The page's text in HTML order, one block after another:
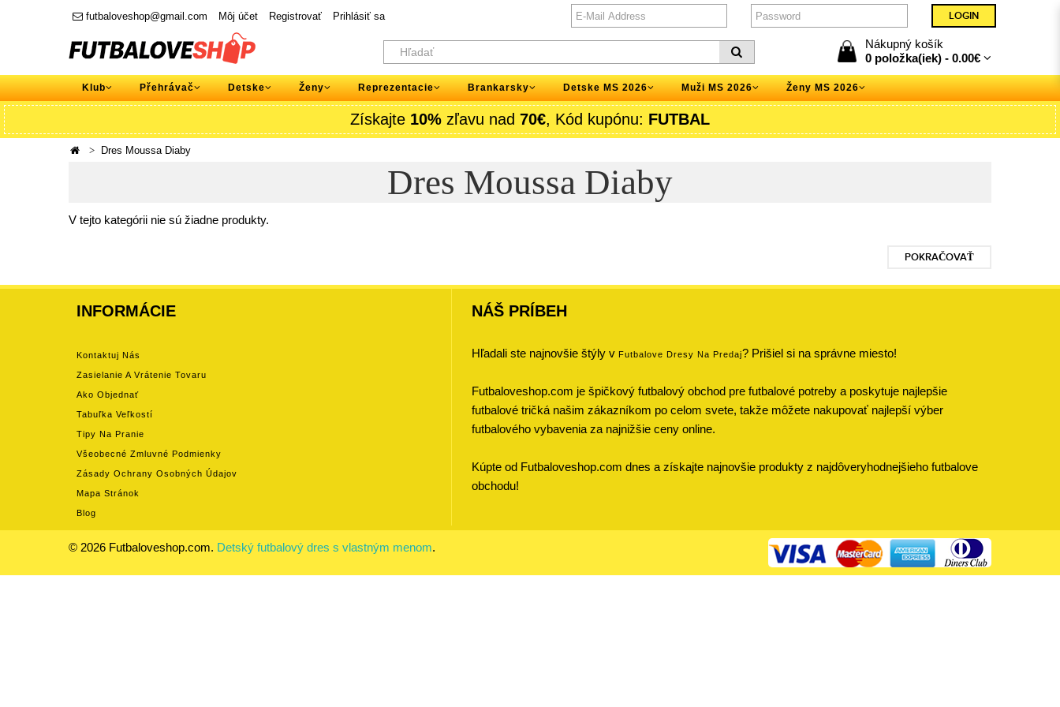
futbaloveshop@gmail.com Môj účet Registrovať Prihlásiť sa
Nákupný košík
0 položka(iek) - 0.00€
Klub Přehrávač Detske Ženy Reprezentacie Brankarsky Detske MS 2026 Muži MS 2026 Ženy MS 2026
Získajte 10% zľavu nad 70€, Kód kupónu: FUTBAL
Dres Moussa Diaby
Dres Moussa Diaby
V tejto kategórii nie sú žiadne produkty.
POKRAČOVAŤ
INFORMÁCIE
Kontaktuj Nás
Zasielanie A Vrátenie Tovaru
Ako Objednať
Tabuľka Veľkostí
Tipy Na Pranie
Všeobecné Zmluvné Podmienky
Zásady Ochrany Osobných Údajov
Mapa Stránok
Blog
NÁŠ PRÍBEH
Hľadali ste najnovšie štýly v Futbalove Dresy Na Predaj? Prišiel si na správne miesto!
Futbaloveshop.com je špičkový futbalový obchod pre futbalové potreby a poskytuje najlepšie
futbalové tričká našim zákazníkom po celom svete, takže môžete nakupovať najlepší výber
futbalového vybavenia za najnižšie ceny online.
Kúpte od Futbaloveshop.com dnes a získajte najnovšie produkty z najdôveryhodnejšieho futbalove
obchodu!
© 2026 Futbaloveshop.com. Detský futbalový dres s vlastným menom.